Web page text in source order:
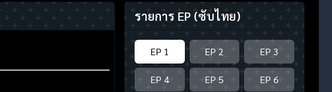
รายการ EP (ซับไทย)
EP 1 EP 2 EP 3
EP 4 EP 5 EP 6